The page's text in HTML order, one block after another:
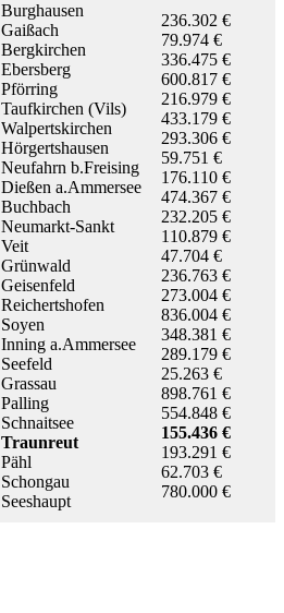
Burghausen
Gaißach
Bergkirchen
Ebersberg
Pförring
Taufkirchen (Vils)
Walpertskirchen
Hörgertshausen
Neufahrn b.Freising
Dießen a.Ammersee
Buchbach
Neumarkt-Sankt
Veit
Grünwald
Geisenfeld
Reichertshofen
Soyen
Inning a.Ammersee
Seefeld
Grassau
Palling
Schnaitsee
Traunreut
Pähl
Schongau
Seeshaupt
236.302 €
79.974 €
336.475 €
600.817 €
216.979 €
433.179 €
293.306 €
59.751 €
176.110 €
474.367 €
232.205 €
110.879 €
47.704 €
236.763 €
273.004 €
836.004 €
348.381 €
289.179 €
25.263 €
898.761 €
554.848 €
155.436 €
193.291 €
62.703 €
780.000 €